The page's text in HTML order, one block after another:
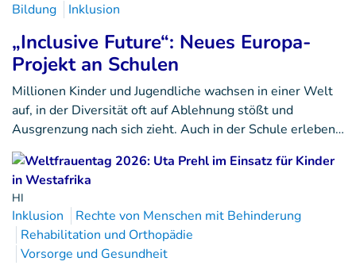
Bildung Inklusion
„Inclusive Future“: Neues Europa-
Projekt an Schulen
Millionen Kinder und Jugendliche wachsen in einer Welt
auf, in der Diversität oft auf Ablehnung stößt und
Ausgrenzung nach sich zieht. Auch in der Schule erleben…
HI
Inklusion
Rechte von Menschen mit Behinderung
Rehabilitation und Orthopädie
Vorsorge und Gesundheit